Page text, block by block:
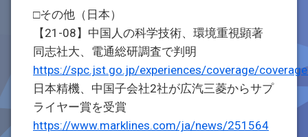
□その他（日本）
【21-08】中国人の科学技術、環境重視顕著
同志社大、電通総研調査で判明
https://spc.jst.go.jp/experiences/coverage/
日本精機、中国子会社2社が広汽三菱からサプ
ライヤー賞を受賞
https://www.marklines.com/ja/news/251564